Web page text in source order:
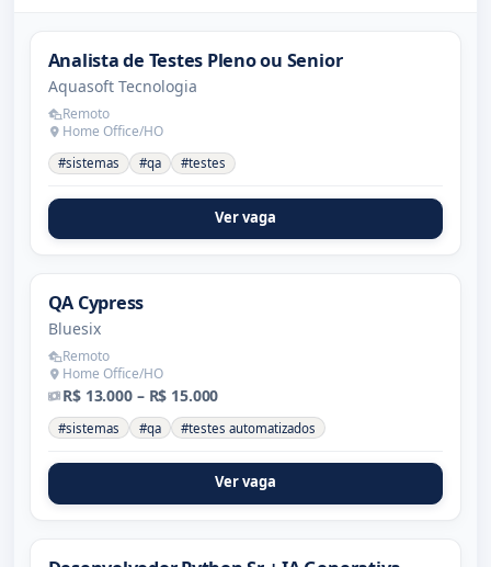
Analista de Testes Pleno ou Senior
Aquasoft Tecnologia
Remoto
Home Office/HO
#sistemas #qa #testes
Ver vaga
QA Cypress
Bluesix
Remoto
Home Office/HO
R$ 13.000 – R$ 15.000
#sistemas #qa #testes automatizados
Ver vaga